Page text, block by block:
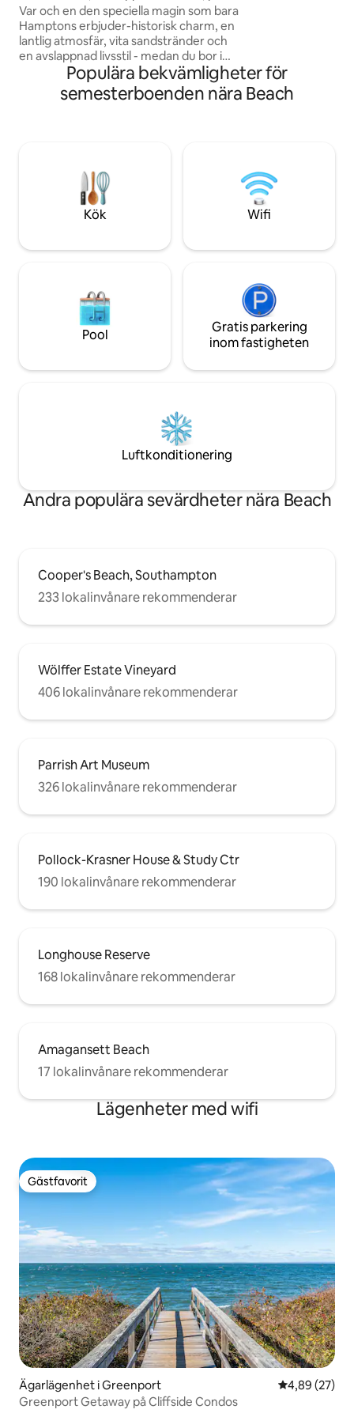
tunnland.
Var och en den speciella magin som bara
Hamptons erbjuder-historisk charm, en
lantlig atmosfär, vita sandstränder och
en avslappnad livsstil - medan du bor i
denna ljusfyllda trevåningsstuga. Denna
oas vid bukten ligger undangömt på en
vacker 2,2 tunnland skogbevuxen tomt
stränderna och staden, snabba resor till
närliggande butiker, marknadsstånd,
restauranger, museer och Jackson
Pollack house.
i dessa foton!)
Populära bekvämligheter för
semesterboenden nära Beach
Kök Wifi
Pool
Gratis parkering
inom fastigheten
Luftkonditionering
Andra populära sevärdheter nära Beach
Cooper's Beach, Southampton
233 lokalinvånare rekommenderar
Wölffer Estate Vineyard
406 lokalinvånare rekommenderar
Parrish Art Museum
326 lokalinvånare rekommenderar
Pollock-Krasner House & Study Ctr
190 lokalinvånare rekommenderar
Longhouse Reserve
168 lokalinvånare rekommenderar
Amagansett Beach
17 lokalinvånare rekommenderar
Lägenheter med wifi
Gästfavorit
Gästfavorit
Ägarlägenhet i Greenport 4,89 av 5 i
4,89 (27)
Greenport Getaway på Cliffside Condos